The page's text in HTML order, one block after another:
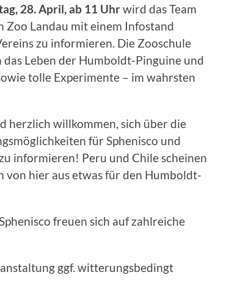
28. April,ab 11 Uhrwird das Team
Zoo Landau mit einem Infostand
zu informieren. Die Zooschule
Leben der Humboldt-Pinguine und
tolle Experimente – im wahrsten
herzlich willkommen, sich über die
für Sphenisco und
informieren! Peru und Chile scheinen
von hier aus etwas für den Humboldt-
freuen sich auf zahlreiche
ggf. witterungsbedingt